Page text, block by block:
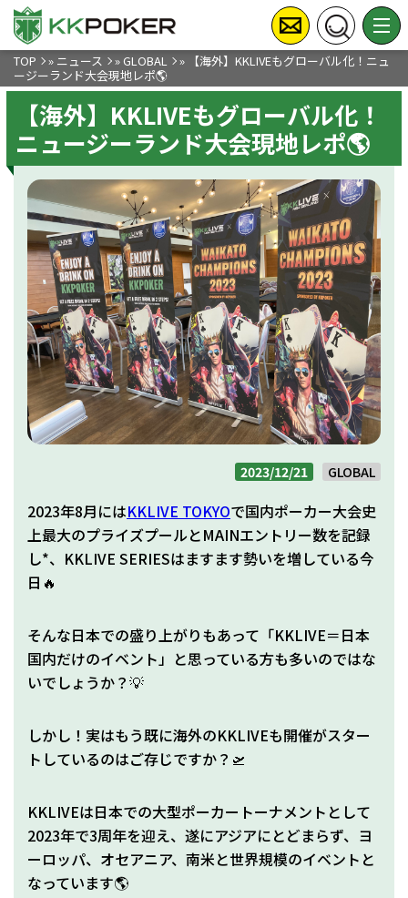
TOP » ニュース »GLOBAL » 【海外】KKLIVEもグローバル化！ニュ
ージーランド大会現地レポ🌎
【海外】KKLIVEもグローバル化！
ニュージーランド大会現地レポ🌎
2023/12/21 GLOBAL
2023年8月にはKKLIVE TOKYOで国内ポーカー大会史
上最大のプライズプールとMAINエントリー数を記録
し*、KKLIVE SERIESはますます勢いを増している今
日🔥
そんな日本での盛り上がりもあって「KKLIVE＝日本
国内だけのイベント」と思っている方も多いのではな
いでしょうか？💡
しかし！実はもう既に海外のKKLIVEも開催がスター
トしているのはご存じですか？🛫
KKLIVEは日本での大型ポーカートーナメントとして
2023年で3周年を迎え、遂にアジアにとどまらず、ヨ
ーロッパ、オセアニア、南米と世界規模のイベントと
なっています🌎